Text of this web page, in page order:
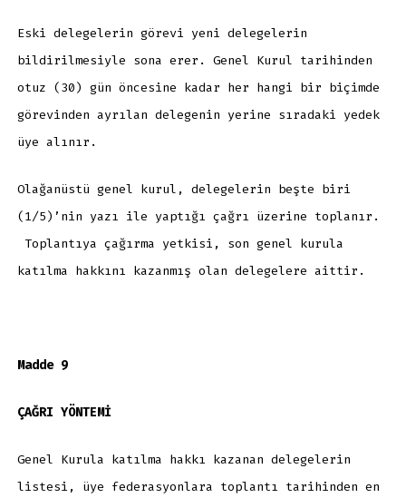
Eski delegelerin görevi yeni delegelerin
bildirilmesiyle sona erer. Genel Kurul tarihinden
otuz (30) gün öncesine kadar her hangi bir biçimde
görevinden ayrılan delegenin yerine sıradaki yedek
üye alınır.
Olağanüstü genel kurul, delegelerin beşte biri
(1/5)’nin yazı ile yaptığı çağrı üzerine toplanır.
Toplantıya çağırma yetkisi, son genel kurula
katılma hakkını kazanmış olan delegelere aittir.
Madde 9
ÇAĞRI YÖNTEMİ
Genel Kurula katılma hakkı kazanan delegelerin
listesi, üye federasyonlara toplantı tarihinden en